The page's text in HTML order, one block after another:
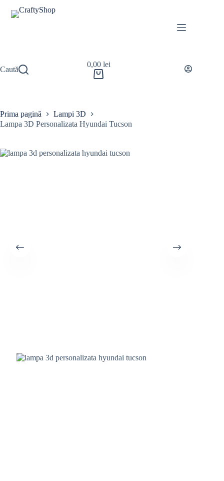
Caută
0,00 lei
Prima pagină
Lampi 3D
Lampa 3D Personalizata Hyundai Tucson